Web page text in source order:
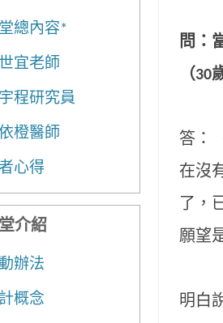
問：
（30
答：
在沒
了，
願望
明白
總內容*
宜老師
程研究員
橙醫師
心得
介紹
辦法
概念